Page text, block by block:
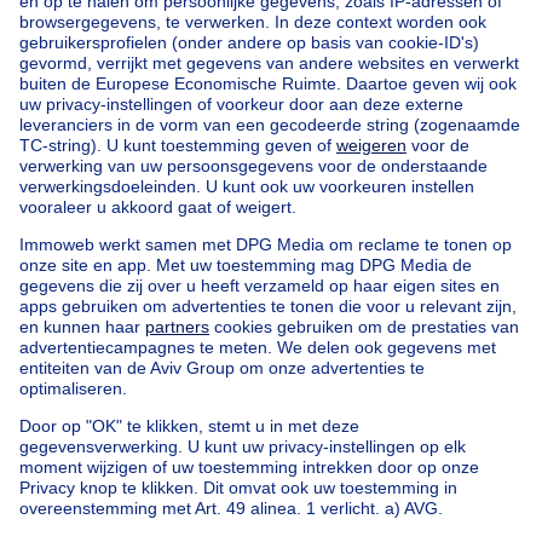
Home België
Brussel (provincie)
Brussel (arrondissement)
Kopen uw huis in Uccle
Onze huizen buiten BelgiëHuis te koop Frankrijk
Huis te koop Spanje
Huis te koop Italië
Huis te koop Luxemburg
Huis te koop Nederland
Goedkoop vastgoedGoedkoop huis te koop
Goedkope appartementen te huur
Onze huurwoningen met slaapkamers
Appartement te koop met 3 slaapkamers Oostende
Huis te koop met 3 slaapkamers Stene
Huis te koop met 3 slaapkamers Deurne
Over Tools